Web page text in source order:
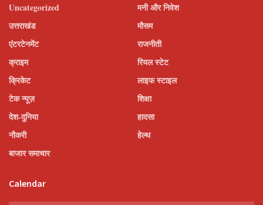
Uncategorized
उत्तराखंड
एंटरटेनमेंट
क्राइम
क्रिकेट
टेक न्यूज़
देश-दुनिया
नौकरी
बाजार समाचार
मनी और निवेश
मौसम
राजनीती
रियल स्टेट
लाइफ स्टाइल
शिक्षा
हादसा
हेल्थ
Calendar